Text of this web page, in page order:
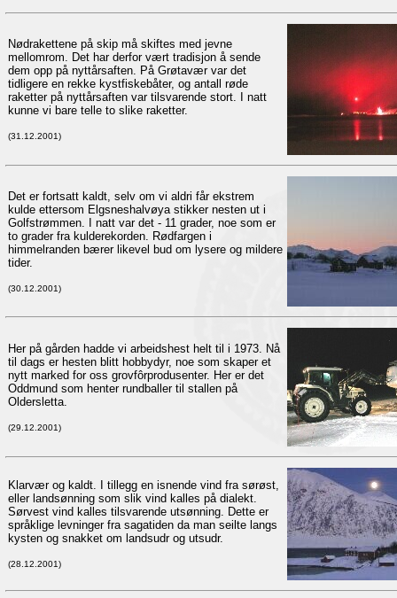
Nødrakettene på skip må skiftes med jevne
mellomrom. Det har derfor vært tradisjon å sende
dem opp på nyttårsaften. På Grøtavær var det
tidligere en rekke kystfiskebåter, og antall røde
raketter på nyttårsaften var tilsvarende stort. I natt
kunne vi bare telle to slike raketter.
(31.12.2001)
Det er fortsatt kaldt, selv om vi aldri får ekstrem
kulde ettersom Elgsneshalvøya stikker nesten ut i
Golfstrømmen. I natt var det - 11 grader, noe som er
to grader fra kulderekorden. Rødfargen i
himmelranden bærer likevel bud om lysere og mildere
tider.
(30.12.2001)
Her på gården hadde vi arbeidshest helt til i 1973. Nå
til dags er hesten blitt hobbydyr, noe som skaper et
nytt marked for oss grovfôrprodusenter. Her er det
Oddmund som henter rundballer til stallen på
Oldersletta.
(29.12.2001)
Klarvær og kaldt. I tillegg en isnende vind fra sørøst,
eller landsønning som slik vind kalles på dialekt.
Sørvest vind kalles tilsvarende utsønning. Dette er
språklige levninger fra sagatiden da man seilte langs
kysten og snakket om landsudr og utsudr.
(28.12.2001)